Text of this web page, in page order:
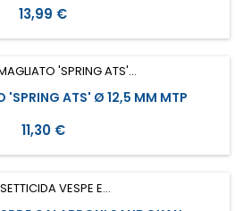
Prezzo
13,99 €
'SPRING ATS' Ø 12,5 MM MTP
Prezzo
11,30 €